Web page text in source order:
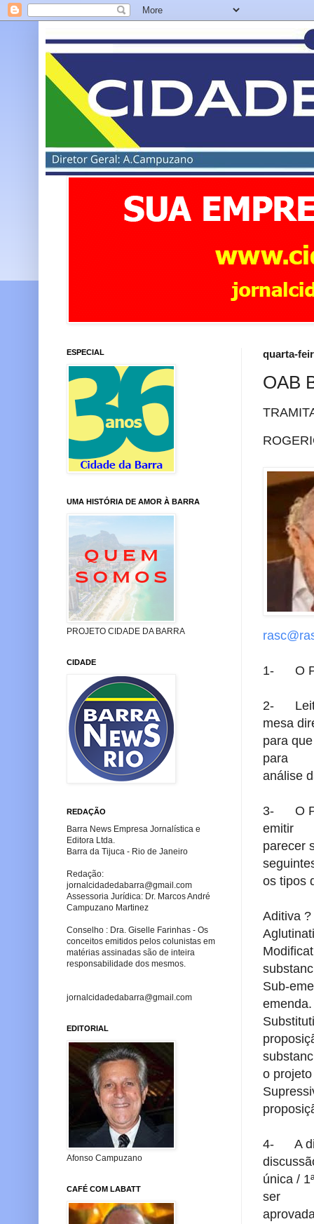
quarta-
OAB
1- O
2-
mesa
para
para
análise
3- O
emitir
parecer
os tipos
Aditiva
Sub-
emenda.
o
4- A
única /
ser
ESPECIAL
UMA HISTÓRIA DE AMOR À BARRA
PROJETO CIDADE DA BARRA
CIDADE
REDAÇÃO
Barra News Empresa Jornalística e
Editora Ltda.
Barra da Tijuca - Rio de Janeiro
Redação:
jornalcidadedabarra@gmail.com
Assessoria Jurídica: Dr. Marcos André
Campuzano Martinez
Conselho : Dra. Giselle Farinhas - Os
conceitos emitidos pelos colunistas em
matérias assinadas são de inteira
responsabilidade dos mesmos.
jornalcidadedabarra@gmail.com
EDITORIAL
Afonso Campuzano
CAFÉ COM LABATT